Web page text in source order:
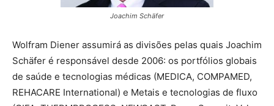
Joachim Schäfer
Wolfram Diener assumirá as divisões pelas quais Joachim
Schäfer é responsável desde 2006: os portfólios globais
de saúde e tecnologias médicas (MEDICA, COMPAMED,
REHACARE International) e Metais e tecnologias de fluxo